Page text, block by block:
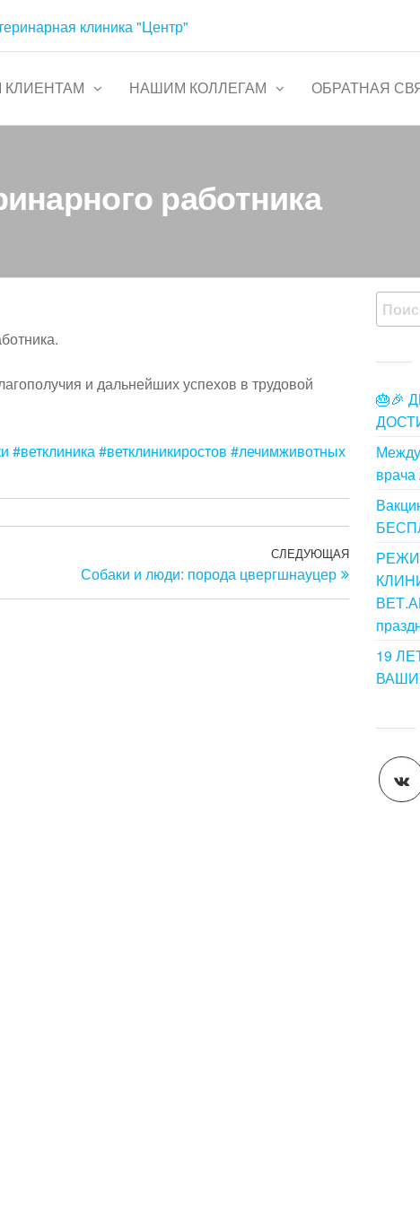
Круглосуточно
НАШИМ КОЛЛЕГАМ ОБРАТНАЯ
работника
и дальнейших успехов в трудовой
#ветклиника#ветклиникиростов #лечимживотных
запись
СЛЕДУЮЩАЯ
Собаки и люди: порода цвергшнауцер
🎂🎉
врача
19